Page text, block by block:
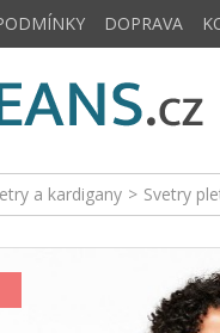
a kardigany > Svetry
DOPRAVA